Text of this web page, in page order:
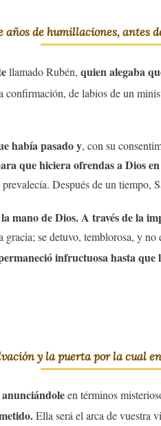
de humillaciones, antes
llamado Rubén, quien alegaba
confirmación, de labios de un
había pasado y, con su
que hiciera ofrendas a Dios
Después de un tiempo,
mano de Dios. A través de la
se detuvo, temblorosa, y no
infructuosa hasta
y la puerta por la cual
en términos
Ella será el arca de vuestra